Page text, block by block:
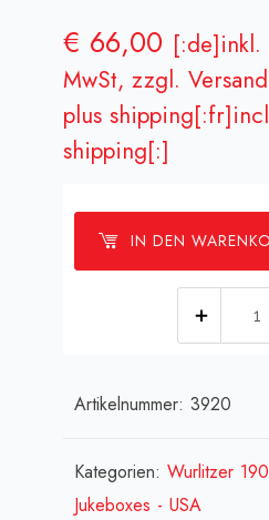
€ 66,00 [:de]inkl.
MwSt, zzgl.
plus
shipping[:]
IN DEN
+
-
Artikelnummer:3920
Kategorien:Wurlitzer
Jukeboxes - USA